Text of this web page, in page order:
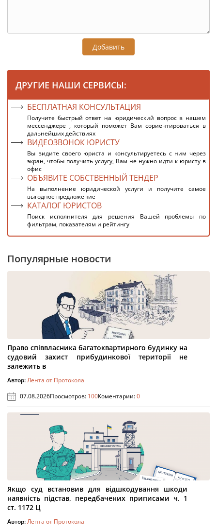
Добавить
ДРУГИЕ НАШИ СЕРВИСЫ:
БЕСПЛАТНАЯ КОНСУЛЬТАЦИЯ
Получите быстрый ответ на юридический вопрос в нашем
мессенджере , который поможет Вам сориентироваться в
дальнейших действиях
ВИДЕОЗВОНОК ЮРИСТУ
Вы видите своего юриста и консультируетесь с ним через
экран, чтобы получить услугу, Вам не нужно идти к юристу в
офис
ОБЪЯВИТЕ СОБСТВЕННЫЙ ТЕНДЕР
На выполнение юридической услуги и получите самое
выгодное предложение
КАТАЛОГ ЮРИСТОВ
Поиск исполнителя для решения Вашей проблемы по
фильтрам, показателям и рейтингу
Популярные новости
Право співвласника багатоквартирного будинку на
судовий захист прибудинкової території не
залежить в
Автор:Лента от Протокола
07.08.2026Просмотров: 100Коментарии:0
Якщо суд встановив для відшкодування шкоди
наявність підстав, передбачених приписами ч. 1
ст. 1172 Ц
Автор:Лента от Протокола